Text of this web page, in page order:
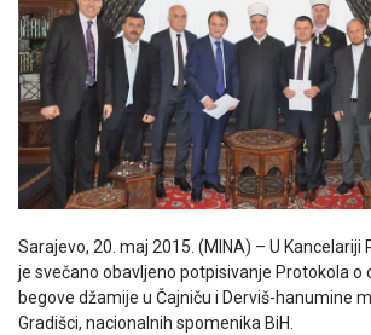
Sarajevo, 20. maj 2015. (MINA) – U Kancelariji
je svečano obavljeno potpisivanje Protokola o
begove džamije u Čajniču i Derviš-hanumine
Gradišci, nacionalnih spomenika BiH.